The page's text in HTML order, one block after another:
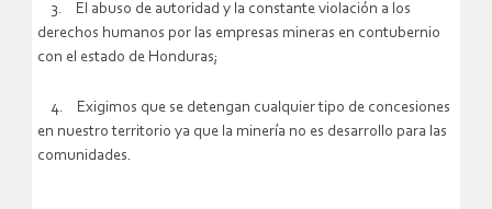
3. El abuso de autoridad y la constante violación a los
derechos humanos por las empresas mineras en contubernio
con el estado de Honduras;
4. Exigimos que se detengan cualquier tipo de concesiones
en nuestro territorio ya que la minería no es desarrollo para las
comunidades.